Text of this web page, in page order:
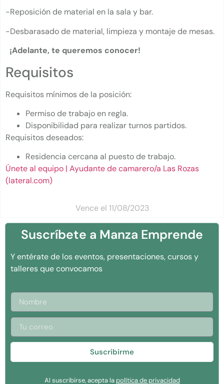
-Reposición de material en la sala y bar.
-Desbarasado de material, limpieza y montaje de mesas.
¡Adelante, te queremos conocer!
Requisitos
Requisitos mínimos de la posición:
Permiso de trabajo en regla.
Disponibilidad para realizar turnos partidos.
Requisitos deseados:
Residencia cercana al puesto de trabajo.
Únete al equipo | Ayudante de camarero/a Las Rozas
(lateral.com)
Vence el 11/08/2023
Suscríbete a Manza Emprende
Y entérate de los eventos, presentaciones, cursos y
talleres que convocamos
Suscribirme
Al suscribirse, acepta la política de privacidad